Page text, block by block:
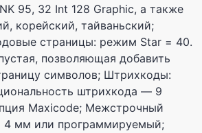
95, 32 Int 128 Graphic, а также
корейский, тайваньский;
страницы: режим Star = 40.
позволяющая добавить
символов; Штрихкоды:
штрихкода — 9
Maxicode; Межстрочный
4 мм или программируемый;